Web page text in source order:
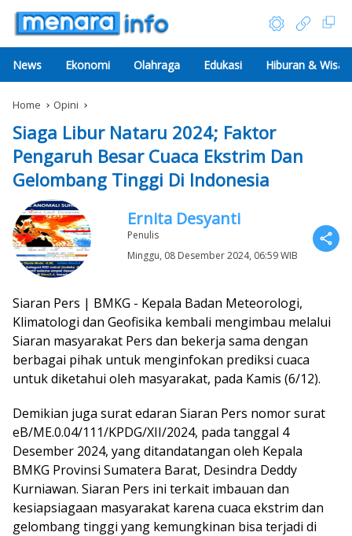
News Ekonomi Olahraga Edukasi Hiburan &
Home Opini
Siaga Libur Nataru 2024; Faktor
Pengaruh Besar Cuaca Ekstrim Dan
Gelombang Tinggi Di Indonesia
Ernita Desyanti
Penulis
Minggu, 08 Desember 2024, 06:59 WIB
Siaran Pers | BMKG - Kepala Badan Meteorologi,
Klimatologi dan Geofisika kembali mengimbau melalui
Siaran masyarakat Pers dan bekerja sama dengan
berbagai pihak untuk menginfokan prediksi cuaca
untuk diketahui oleh masyarakat, pada Kamis (6/12).
Demikian juga surat edaran Siaran Pers nomor surat
eB/ME.0.04/111/KPDG/XII/2024, pada tanggal 4
Desember 2024, yang ditandatangan oleh Kepala
BMKG Provinsi Sumatera Barat, Desindra Deddy
Kurniawan. Siaran Pers ini terkait imbauan dan
kesiapsiagaan masyarakat karena cuaca ekstrim dan
gelombang tinggi yang kemungkinan bisa terjadi di